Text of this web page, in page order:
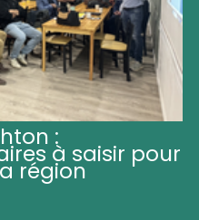
:
à saisir pour
région